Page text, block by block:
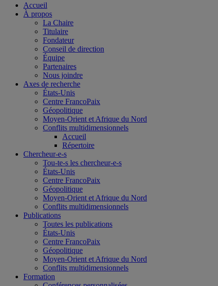
Accueil
À propos
La Chaire
Titulaire
Fondateur
Conseil de direction
Équipe
Partenaires
Nous joindre
Axes de recherche
États-Unis
Centre FrancoPaix
Géopolitique
Moyen-Orient et Afrique du Nord
Conflits multidimensionnels
Accueil
Répertoire
Chercheur-e-s
Tou-te-s les chercheur-e-s
États-Unis
Centre FrancoPaix
Géopolitique
Moyen-Orient et Afrique du Nord
Conflits multidimensionnels
Publications
Toutes les publications
États-Unis
Centre FrancoPaix
Géopolitique
Moyen-Orient et Afrique du Nord
Conflits multidimensionnels
Formation